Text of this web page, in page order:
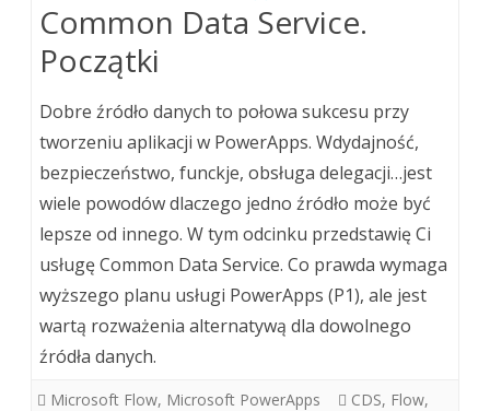
Common Data Service.
Początki
Dobre źródło danych to połowa sukcesu przy
tworzeniu aplikacji w PowerApps. Wdydajność,
bezpieczeństwo, funckje, obsługa delegacji…jest
wiele powodów dlaczego jedno źródło może być
lepsze od innego. W tym odcinku przedstawię Ci
usługę Common Data Service. Co prawda wymaga
wyższego planu usługi PowerApps (P1), ale jest
wartą rozważenia alternatywą dla dowolnego
źródła danych.
Microsoft Flow, Microsoft PowerApps CDS, Flow,